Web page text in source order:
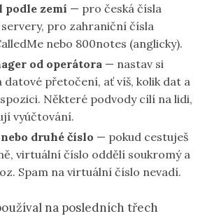
podle zemí — pro česká čísla
pro zahraniční čísla
nebo 800notes (anglicky).
od operátora — nastav si
přetočení, ať víš, kolik dat a
Některé podvody cílí na lidi,
vyúčtování.
druhé číslo — pokud cestuješ
virtuální číslo oddělí soukromý a
Spam na virtuální číslo nevadí.
na posledních třech